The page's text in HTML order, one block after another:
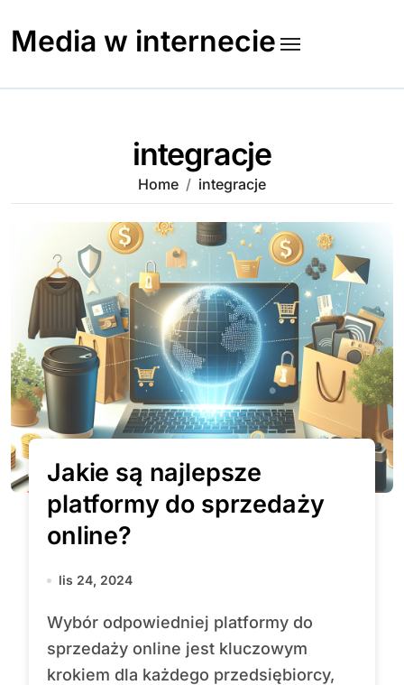
content
Media w internecie
integracje
Home integracje
Jakie są najlepsze
platformy do sprzedaży
online?
lis 24, 2024
Wybór odpowiedniej platformy do
sprzedaży online jest kluczowym
krokiem dla każdego przedsiębiorcy,